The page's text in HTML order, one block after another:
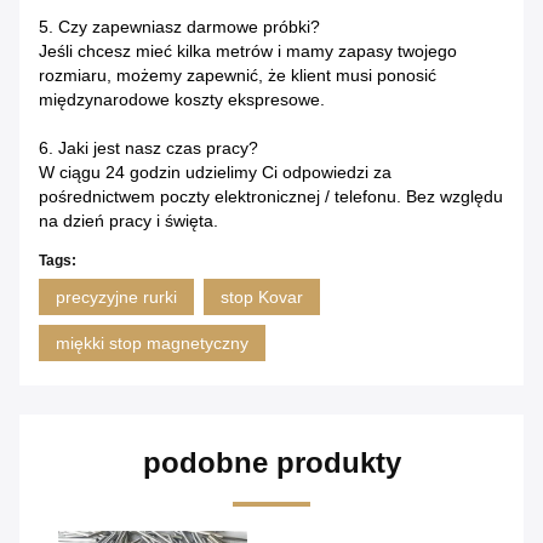
5. Czy zapewniasz darmowe próbki?
Jeśli chcesz mieć kilka metrów i mamy zapasy twojego
rozmiaru, możemy zapewnić, że klient musi ponosić
międzynarodowe koszty ekspresowe.
6. Jaki jest nasz czas pracy?
W ciągu 24 godzin udzielimy Ci odpowiedzi za
pośrednictwem poczty elektronicznej / telefonu. Bez względu
na dzień pracy i święta.
Tags:
precyzyjne rurki stop Kovar
miękki stop magnetyczny
podobne produkty